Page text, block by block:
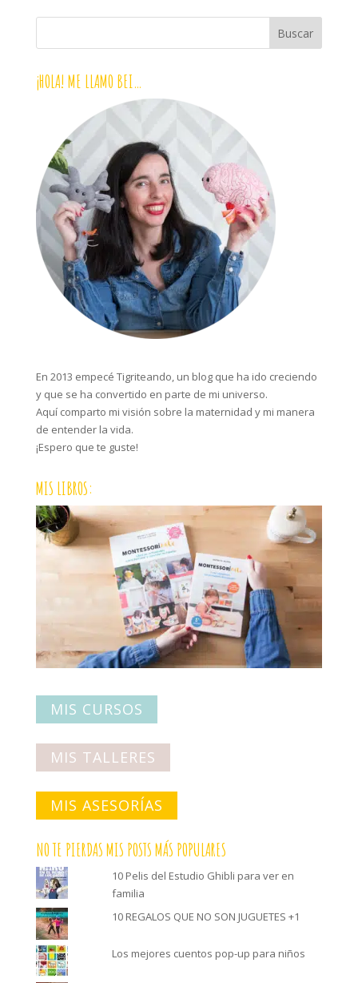
¡HOLA! ME LLAMO BEI…
En 2013 empecé Tigriteando, un blog que ha ido creciendo
y que se ha convertido en parte de mi universo.
Aquí comparto mi visión sobre la maternidad y mi manera
de entender la vida.
¡Espero que te guste!
MIS LIBROS:
MIS CURSOS
MIS TALLERES
MIS ASESORÍAS
NO TE PIERDAS MIS POSTS MÁS POPULARES
10 Pelis del Estudio Ghibli para ver en
familia
10 REGALOS QUE NO SON JUGUETES +1
Los mejores cuentos pop-up para niños